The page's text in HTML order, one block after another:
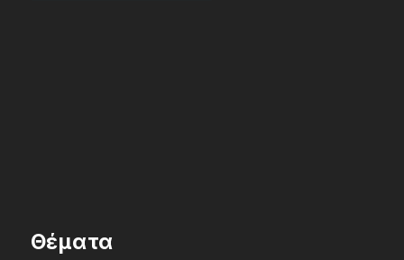
Θέματα